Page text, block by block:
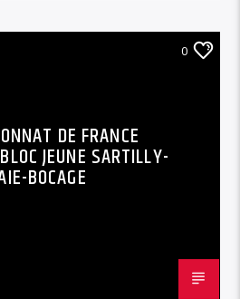
0
DE FRANCE
JEUNE SARTILLY-
BOCAGE